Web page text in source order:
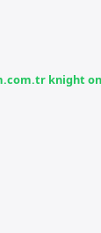
knight